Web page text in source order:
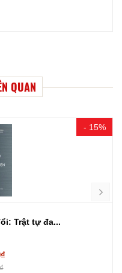
QUAN
- 15%
Trật tự đa...